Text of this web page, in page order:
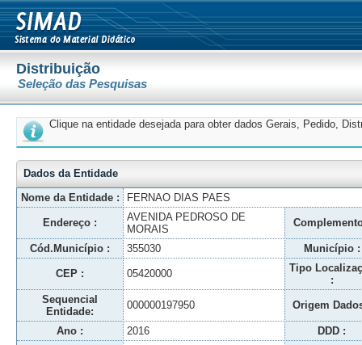
Distribuição
Seleção das Pesquisas
Clique na entidade desejada para obter dados Gerais, Pedido,
Dados da Entidade
Nome da Entidade :
FERNAO DIAS PAES
Endereço :
AVENIDA PEDROSO DE
MORAIS
Cód.Município : 355030 Município :
CEP : 05420000
Tipo
:
Sequencial
Entidade:
000000197950 Origem
Ano : 2016 DDD :